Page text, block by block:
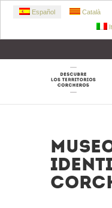
Español Català